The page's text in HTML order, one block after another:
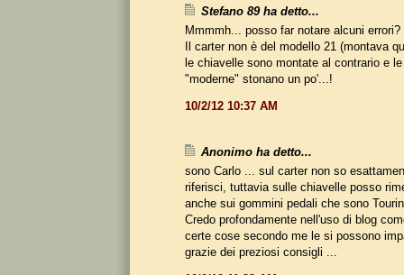
Stefano 89 ha detto...
Mmmmh... posso far notare alcuni errori?
Il carter non è del modello 21 (montava
le chiavelle sono montate al contrario e
"moderne" stonano un po'...!
10/2/12 10:37 AM
Anonimo ha detto...
sono Carlo ... sul carter non so
riferisci, tuttavia sulle chiavelle posso
anche sui gommini pedali che sono
Credo profondamente nell'uso di blog
certe cose secondo me le si possono
grazie dei preziosi consigli ...